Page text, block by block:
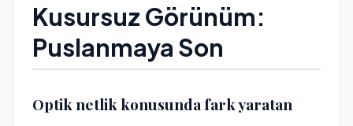
Kusursuz Görünüm:
Puslanmaya Son
Optik netlik konusunda fark yaratan